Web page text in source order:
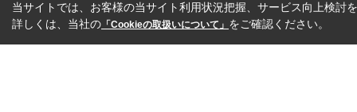
当サイトでは、お客様の当サイト利用状況把握、サービス向上検討
詳しくは、当社の 「Cookieの取扱いについて」 をご確認ください。